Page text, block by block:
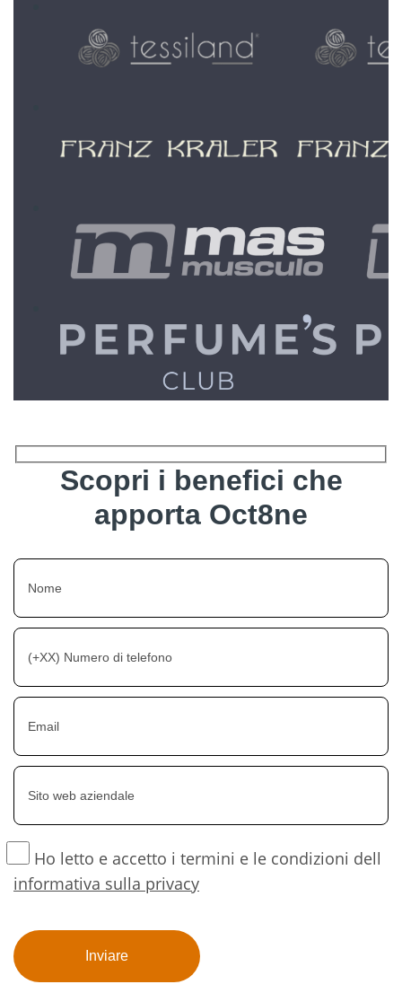
Scopri i benefici che
apporta Oct8ne
Ho letto e accetto i termini e le condizioni dell
informativa sulla privacy